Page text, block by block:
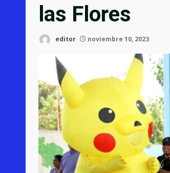
las Flores
editor noviembre 10, 2023